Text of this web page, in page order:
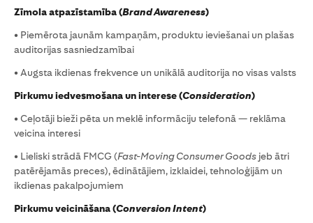
Zīmola atpazīstamība (Brand Awareness)
• Piemērota jaunām kampaņām, produktu ieviešanai un plašas
auditorijas sasniedzamībai
• Augsta ikdienas frekvence un unikālā auditorija no visas valsts
Pirkumu iedvesmošana un interese (Consideration)
• Ceļotāji bieži pēta un meklē informāciju telefonā — reklāma
veicina interesi
• Lieliski strādā FMCG (Fast-Moving Consumer Goods jeb ātri
patērējamās preces), ēdinātājiem, izklaidei, tehnoloģijām un
ikdienas pakalpojumiem
Pirkumu veicināšana (Conversion Intent)